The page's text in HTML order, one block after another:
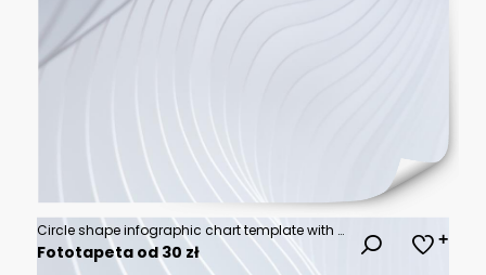
Circle shape infographic chart template with 6 options.
Fototapeta od 30 zł